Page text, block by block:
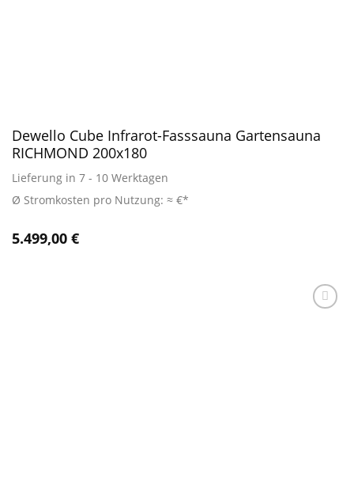
Dewello Cube Infrarot-Fasssauna Gartensauna
RICHMOND 200x180
Lieferung in 7 - 10 Werktagen
Ø Stromkosten pro Nutzung: ≈ €*
5.499,00 €